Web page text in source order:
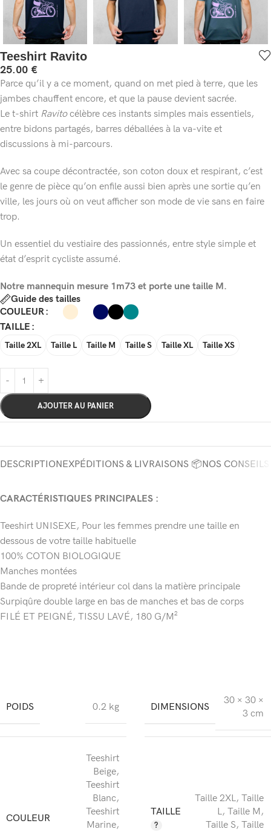
Teeshirt Ravito
25.00 €
Parce qu’il y a ce moment, quand on met pied à terre, que les
jambes chauffent encore, et que la pause devient sacrée.
Le t-shirt Ravitocélèbre ces instants simples mais essentiels,
entre bidons partagés, barres déballées à la va-vite et
discussions à mi-parcours.
Avec sa coupe décontractée, son coton doux et respirant, c’est
le genre de pièce qu’on enfile aussi bien après une sortie qu’en
ville, les jours où on veut afficher son mode de vie sans en faire
trop.
Un essentiel du vestiaire des passionnés, entre style simple et
état d’esprit cycliste assumé.
Notre mannequin mesure 1m73 et porte une taille M.
Guide des tailles
COULEUR
TAILLE
Taille 2XL Taille L Taille M Taille S Taille XL Taille XS
AJOUTER AU PANIER
DESCRIPTIONEXPÉDITIONS & LIVRAISONS 📦NOS
CARACTÉRISTIQUES PRINCIPALES :
Teeshirt UNISEXE, Pour les femmes prendre une taille en
dessous de votre taille habituelle
100% COTON BIOLOGIQUE
Manches montées
Bande de propreté intérieur col dans la matière principale
Surpiqûre double large en bas de manches et bas de corps
FILÉ ET PEIGNÉ, TISSU LAVÉ, 180 G/M²
POIDS 0.2 kg DIMENSIONS
30 × 30 ×
3 cm
COULEUR
Teeshirt
Beige,
Teeshirt
Blanc,
Teeshirt
Marine,
TAILLE
Taille 2XL, Taille
L, Taille M,
Taille S, Taille